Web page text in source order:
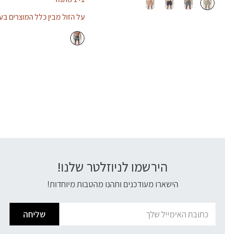
על הזול מבין כלל המוצרים
הירשמו לניוזלטר שלנו!
הישארו מעודכנים ותהנו מהטבות מיוחדות!
שליחה